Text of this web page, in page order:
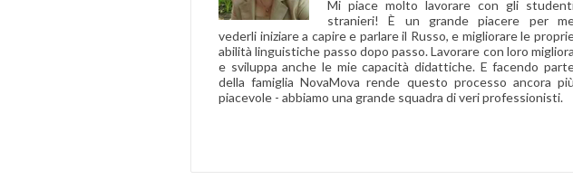
Mi piace molto lavorare con gli
stranieri! È un grande piacere per
vederli iniziare a capire e parlare il Russo, e migliorare le
abilità linguistiche passo dopo passo. Lavorare con loro migliora
e sviluppa anche le mie capacità didattiche. E facendo
della famiglia NovaMova rende questo processo ancora più
piacevole - abbiamo una grande squadra di veri professionisti.